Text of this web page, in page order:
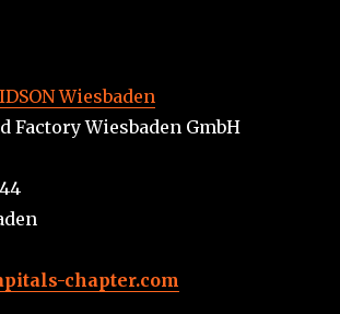
Wiesbaden
Factory Wiesbaden GmbH
chapter.com